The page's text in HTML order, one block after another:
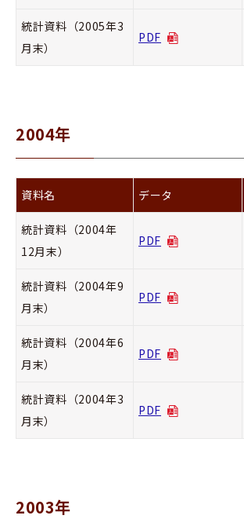
統計資料（2005年3
月末）
PDF
2004年
資料名 データ
統計資料（2004年
12月末）
PDF
統計資料（2004年9
月末）
PDF
統計資料（2004年6
月末）
PDF
統計資料（2004年3
月末）
PDF
2003年